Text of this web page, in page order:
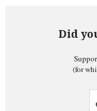
Did
(for